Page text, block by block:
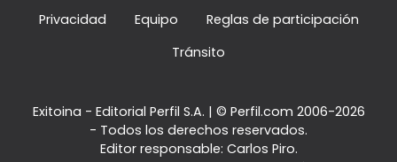
Privacidad
Equipo
Reglas de participación
Tránsito
Exitoina - Editorial Perfil S.A. | © Perfil.com 2006-2026
- Todos los derechos reservados.
Editor responsable: Carlos Piro.